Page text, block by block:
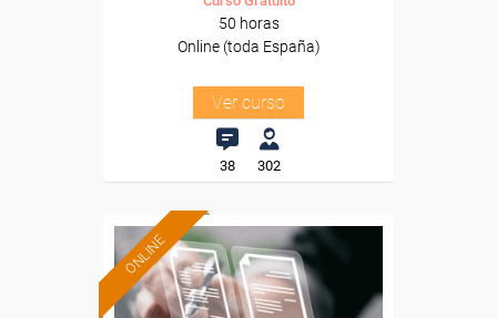
50 horas
Online (toda España)
Ver curso
38 302
ONLINE
Formación 100%
subvencionada.